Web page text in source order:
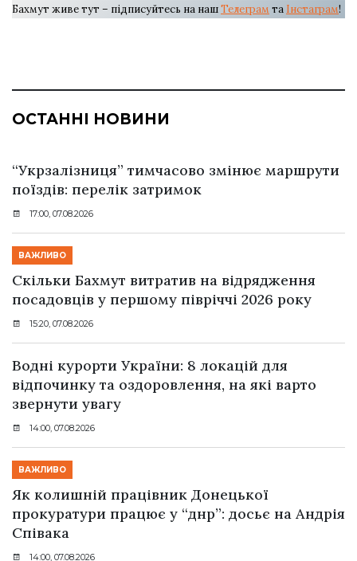
Бахмут живе тут – підписуйтесь на нашТелеграм та Інстаграм!
ОСТАННІ НОВИНИ
“Укрзалізниця” тимчасово змінює маршрути
поїздів: перелік затримок
17:00, 07.08.2026
ВАЖЛИВО
Скільки Бахмут витратив на відрядження
посадовців у першому півріччі 2026 року
15:20, 07.08.2026
Водні курорти України: 8 локацій для
відпочинку та оздоровлення, на які варто
звернути увагу
14:00, 07.08.2026
ВАЖЛИВО
Як колишній працівник Донецької
прокуратури працює у “днр”: досьє на Андрія
Співака
14:00, 07.08.2026